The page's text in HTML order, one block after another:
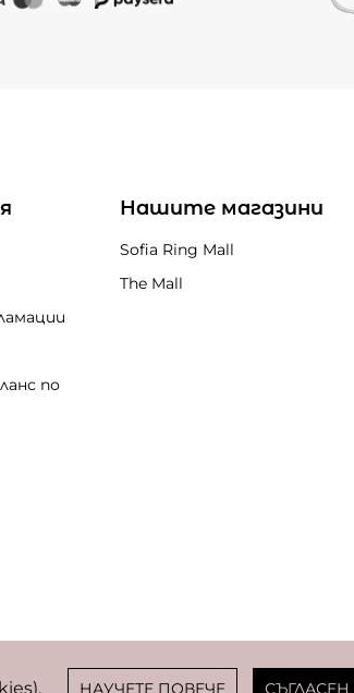
НАУЧЕТЕ ПОВЕЧЕ
по
Нашите магазини
Sofia Ring Mall
The Mall
©